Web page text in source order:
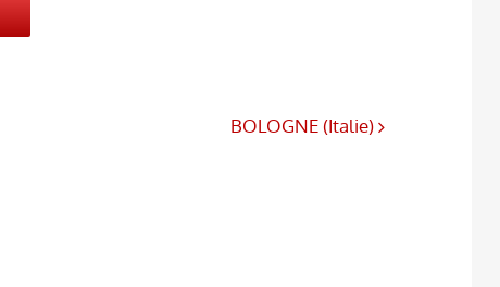
BOLOGNE (Italie)